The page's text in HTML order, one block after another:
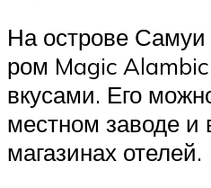
На острове Самуи
ром Magic
вкусами. Его
местном заводе и
магазинах отелей.